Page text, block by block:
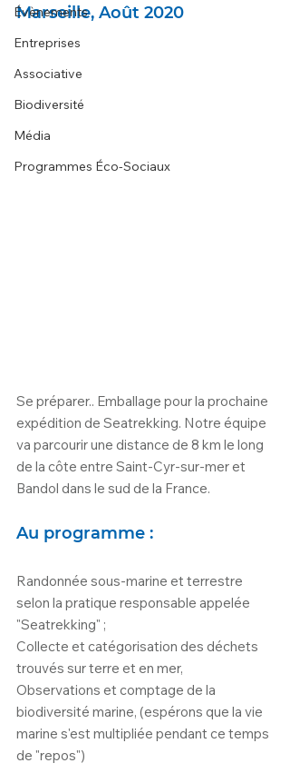
Évènements
Entreprises
Associative
Biodiversité
Média
Programmes Éco-Sociaux
Marseille, Août 2020
Se préparer.. Emballage pour la prochaine
expédition de Seatrekking. Notre équipe
va parcourir une distance de 8 km le long
de la côte entre Saint-Cyr-sur-mer et
Bandol dans le sud de la France.
Au programme :
Randonnée sous-marine et terrestre
selon la pratique responsable appelée
"Seatrekking" ;
Collecte et catégorisation des déchets
trouvés sur terre et en mer,
Observations et comptage de la
biodiversité marine, (espérons que la vie
marine s'est multipliée pendant ce temps
de "repos")